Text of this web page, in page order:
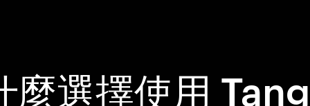
麼選擇使用